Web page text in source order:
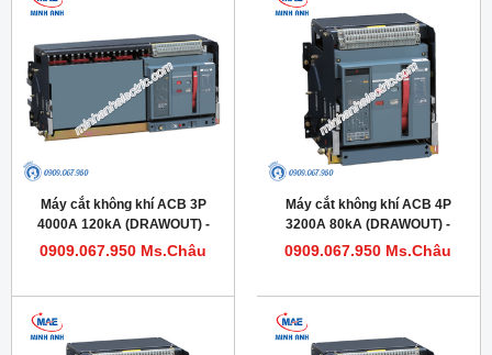
Máy cắt không khí ACB 3P
4000A 120kA (DRAWOUT) -
Model HDW663403DHVV56M
0909.067.950 Ms.Châu
Máy cắt không khí ACB 4P
3200A 80kA (DRAWOUT) -
Model HDW632324DHVV56M
0909.067.950 Ms.Châu